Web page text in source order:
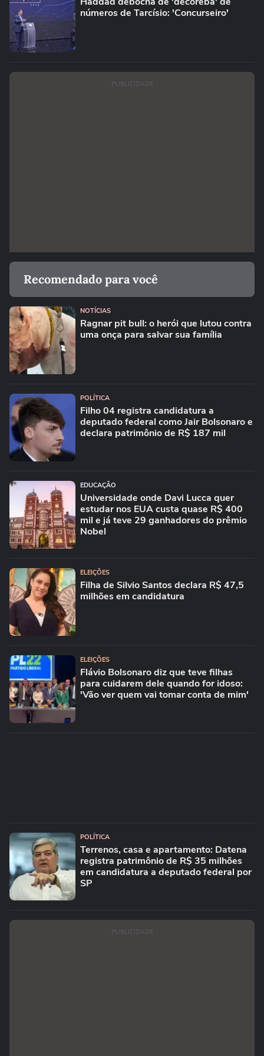
números de Tarcísio: 'Concurseiro'
PUBLICIDADE
Recomendado para você
NOTÍCIAS
Ragnar pit bull: o herói que lutou contra
uma onça para salvar sua família
POLÍTICA
Filho 04 registra candidatura a
deputado federal como Jair Bolsonaro e
declara patrimônio de R$ 187 mil
EDUCAÇÃO
Universidade onde Davi Lucca quer
estudar nos EUA custa quase R$ 400
mil e já teve 29 ganhadores do prêmio
Nobel
ELEIÇÕES
Filha de Silvio Santos declara R$ 47,5
milhões em candidatura
ELEIÇÕES
Flávio Bolsonaro diz que teve filhas
para cuidarem dele quando for idoso:
'Vão ver quem vai tomar conta de mim'
POLÍTICA
Terrenos, casa e apartamento: Datena
registra patrimônio de R$ 35 milhões
em candidatura a deputado federal por
SP
PUBLICIDADE